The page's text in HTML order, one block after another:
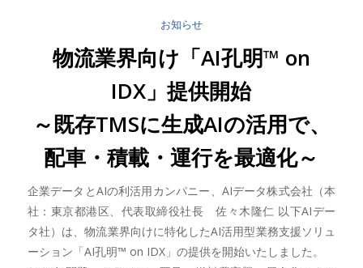
お知らせ
物流業界向け「AI孔明™ on
IDX」提供開始
～既存TMSに生成AIの活用で、
配車・積載・運行を最適化～
企業データとAIの利活用カンパニー、AIデータ株式会社（本
社：東京都港区、代表取締役社長 佐々木隆仁 以下AIデー
タ社）は、物流業界向けに特化したAI活用型業務支援ソリュ
ーション「AI孔明™ on IDX」の提供を開始いたしました。